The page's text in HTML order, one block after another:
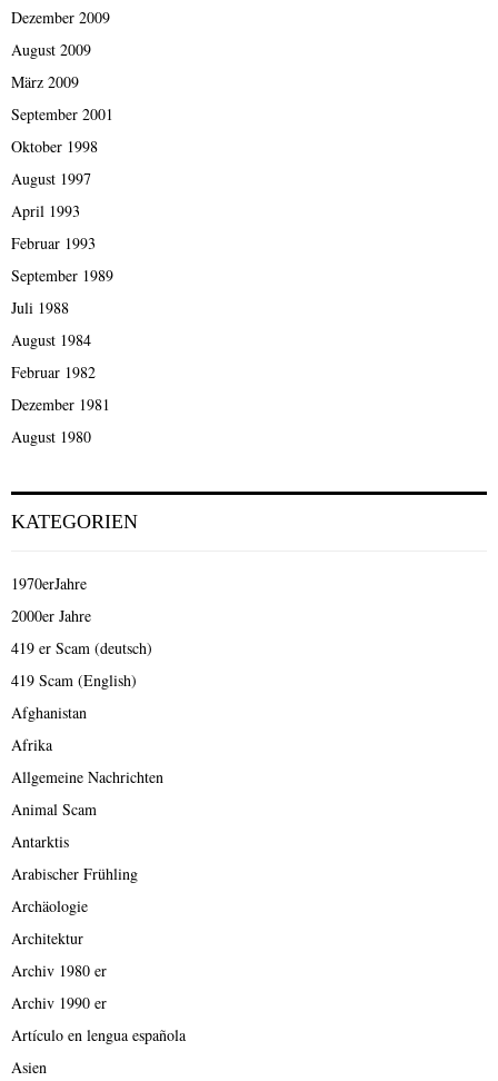
Dezember 2009
August 2009
März 2009
September 2001
Oktober 1998
August 1997
April 1993
Februar 1993
September 1989
Juli 1988
August 1984
Februar 1982
Dezember 1981
August 1980
KATEGORIEN
1970erJahre
2000er Jahre
419 er Scam (deutsch)
419 Scam (English)
Afghanistan
Afrika
Allgemeine Nachrichten
Animal Scam
Antarktis
Arabischer Frühling
Archäologie
Architektur
Archiv 1980 er
Archiv 1990 er
Artículo en lengua española
Asien